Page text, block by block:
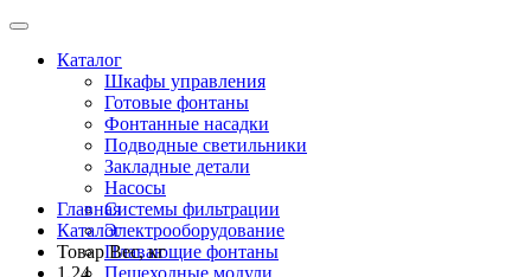
Каталог
Шкафы управления
Готовые фонтаны
Фонтанные насадки
Подводные светильники
Закладные детали
Насосы
Системы фильтрации
Электрооборудование
Плавающие фонтаны
Пешеходные модули
Главная
Каталог
Товар Вес, кг
1,24